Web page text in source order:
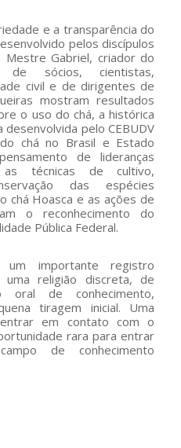
e a transparência do
pelos discípulos
Mestre Gabriel, criador do
de sócios, cientistas,
civil e de dirigentes de
mostram resultados
o uso do chá, a histórica
pelo CEBUDV
chá no Brasil e Estado
de lideranças
as técnicas de cultivo,
das espécies
chá Hoasca e as ações de
o reconhecimento do
Pública Federal.
importante registro
religião discreta, de
oral de conhecimento,
tiragem inicial. Uma
em contato com o
rara para entrar
de conhecimento